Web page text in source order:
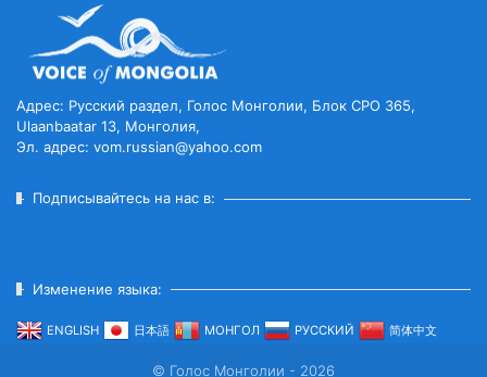
ЕГО ЮБИЛЕ...
ЧИСЛЕННОСТЬ ПОГОЛОВЬЯ
МИЛЛИОНОВ...
МОНГОЛИЕЙ И ЕАЭС...
Адрес: Русский раздел, Голос Монголии, Блок CPO 365,
Ulaanbaatar 13, Монголия,
Эл. адрес: vom.russian@yahoo.com
Подписывайтесь на нас в:
Изменение языка:
ENGLISH 日本語 МОНГОЛ РУССКИЙ 简体中文
© Голос Монголии - 2026